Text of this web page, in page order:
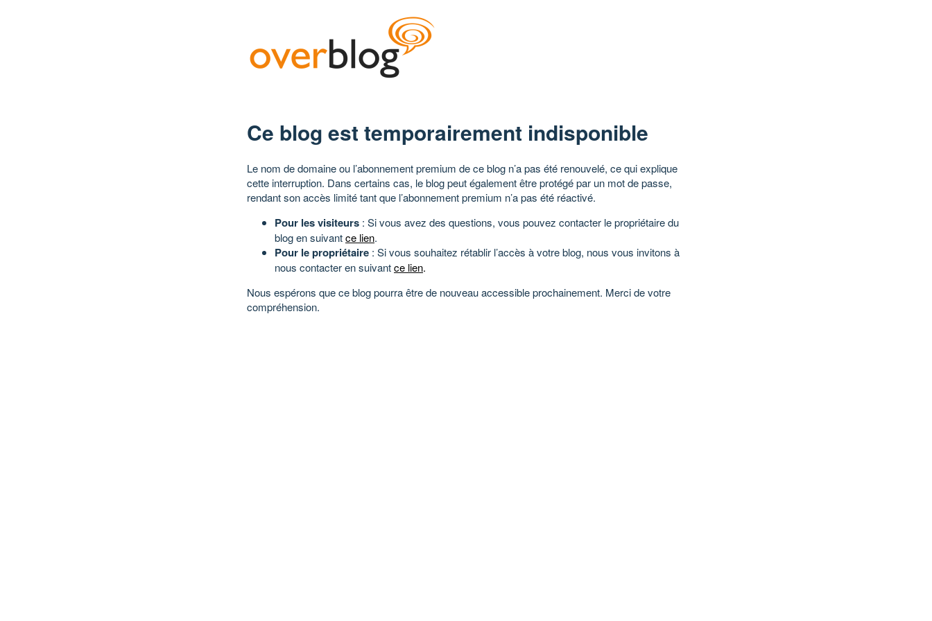
Ce blog est temporairement indisponible
Le nom de domaine ou l’abonnement premium de ce blog n’a pas été renouvelé, ce qui explique
cette interruption. Dans certains cas, le blog peut également être protégé par un mot de passe,
rendant son accès limité tant que l’abonnement premium n’a pas été réactivé.
Pour les visiteurs : Si vous avez des questions, vous pouvez contacter le propriétaire du
blog en suivantce lien.
Pour le propriétaire : Si vous souhaitez rétablir l’accès à votre blog, nous vous invitons à
nous contacter en suivantce lien.
Nous espérons que ce blog pourra être de nouveau accessible prochainement. Merci de votre
compréhension.